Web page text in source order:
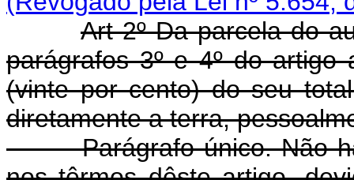
Art 2º Da parcela do
parágrafos 3º e 4º do artigo
(vinte por cento) do seu
diretamente a terra,
Parágrafo único. Não